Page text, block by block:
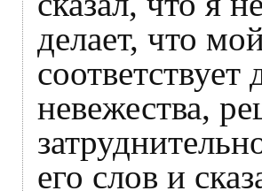
делает, что
невежества,
его слов и